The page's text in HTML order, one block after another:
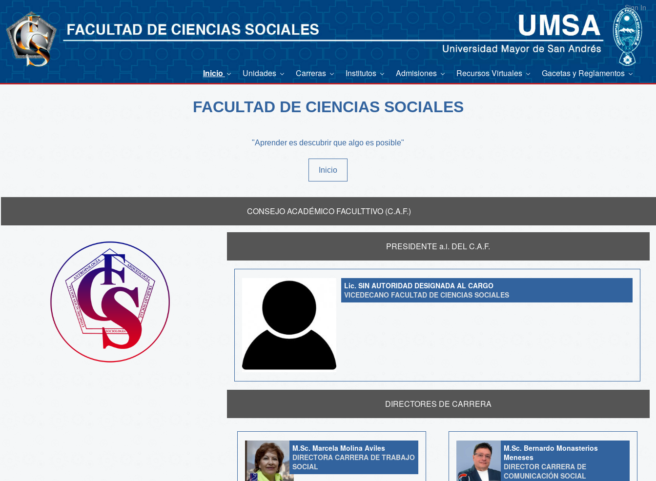
Sign In
Inicio Unidades Carreras Institutos Admisiones Recursos Virtuales Gacetas y Reglamentos
FACULTAD DE CIENCIAS SOCIALES
"Aprender es descubrir que algo es posible"
Inicio
CONSEJO ACADÉMICO FACULTTIVO (C.A.F.)
PRESIDENTE a.i. DEL C.A.F.
Lic. SIN AUTORIDAD DESIGNADA AL CARGO
VICEDECANO FACULTAD DE CIENCIAS SOCIALES
DIRECTORES DE CARRERA
M.Sc. Marcela Molina Aviles
DIRECTORA CARRERA DE TRABAJO
SOCIAL
M.Sc. Bernardo Monasterios
Meneses
DIRECTOR CARRERA DE
COMUNICACIÓN SOCIAL